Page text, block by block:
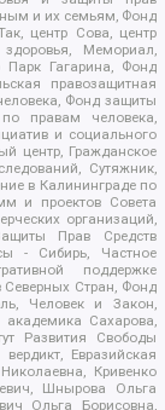
и их семьям, Фонд
центр Сова, центр
Мемориал,
Парк Гагарина, Фонд
правозащитная
Фонд защиты
по правам человека,
и социального
центр, Гражданское
Сутяжник,
в Калининграде по
и проектов Совета
организаций,
Прав Средств
- Сибирь, Частное
поддержке
Северных Стран, Фонд
Человек и Закон,
Сахарова,
Развития Свободы
Евразийская
Кривенко
Шнырова Ольга
Ольга Борисовна,